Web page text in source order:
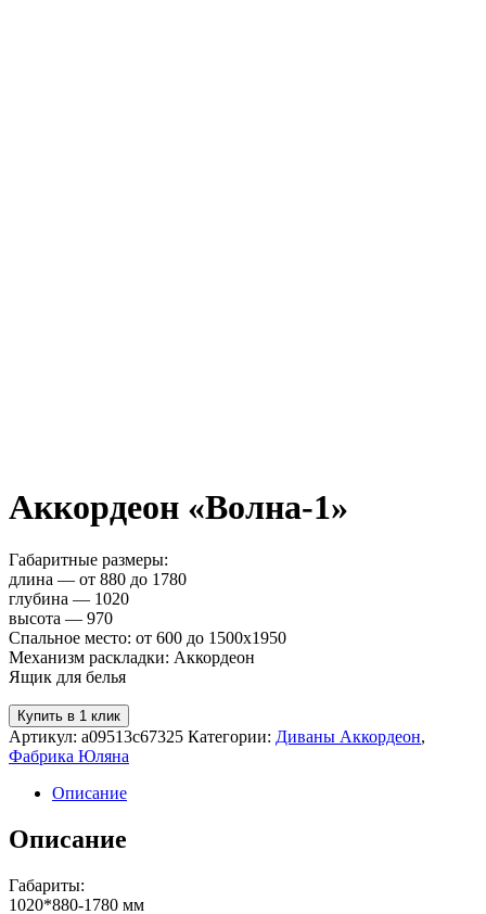
Аккордеон «Волна-1»
Габаритные размеры:
длина — от 880 до 1780
глубина — 1020
высота — 970
Спальное место: от 600 до 1500х1950
Механизм раскладки: Аккордеон
Ящик для белья
Купить в 1 клик
Артикул: a09513c67325 Категории: Диваны Аккордеон,
Фабрика Юляна
Описание
Описание
Габариты:
1020*880-1780 мм